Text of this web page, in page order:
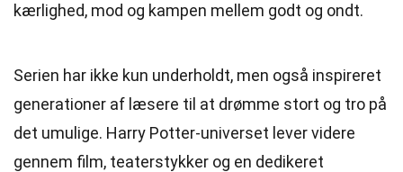
kærlighed, mod og kampen mellem godt og ondt.
Serien har ikke kun underholdt, men også inspireret
generationer af læsere til at drømme stort og tro på
det umulige. Harry Potter-universet lever videre
gennem film, teaterstykker og en dedikeret